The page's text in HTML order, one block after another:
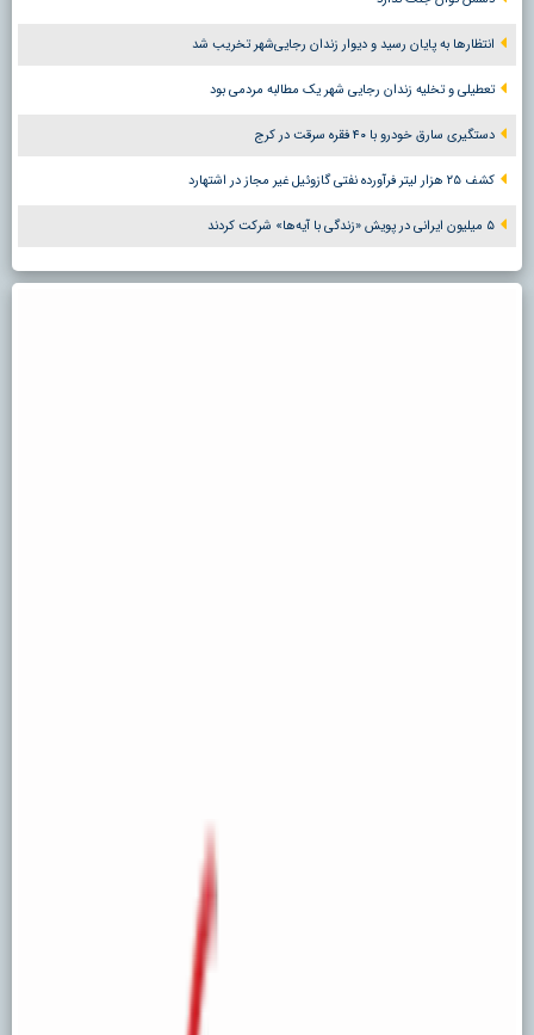
انتظارها به پایان رسید و دیوار زندان رجایی‌شهر تخریب شد
تعطیلی و تخلیه زندان رجایی شهر یک مطالبه مردمی بود
دستگیری سارق خودرو با ۴۰ فقره سرقت در کرج
کشف ۲۵ هزار لیتر فرآورده نفتی گازوئیل غیر مجاز در اشتهارد
۵ میلیون ایرانی در پویش «زندگی با آیه‌ها» شرکت کردند